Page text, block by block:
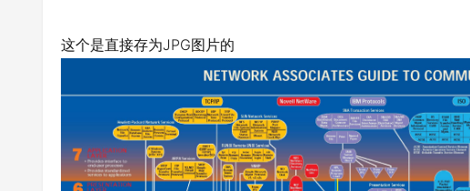
这个是直接存为JPG图片的